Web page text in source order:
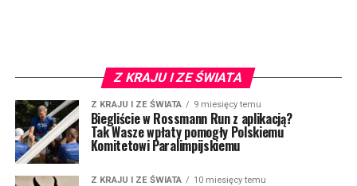
Z KRAJU I ZE ŚWIATA
Z KRAJU I ZE ŚWIATA 9 miesięcy temu
Biegliście w Rossmann Run z aplikacją?
Tak Wasze wpłaty pomogły Polskiemu
Komitetowi Paralimpijskiemu
Z KRAJU I ZE ŚWIATA 10 miesięcy temu